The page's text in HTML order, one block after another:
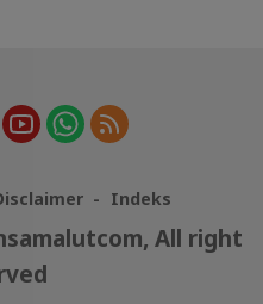
Indeks
All right